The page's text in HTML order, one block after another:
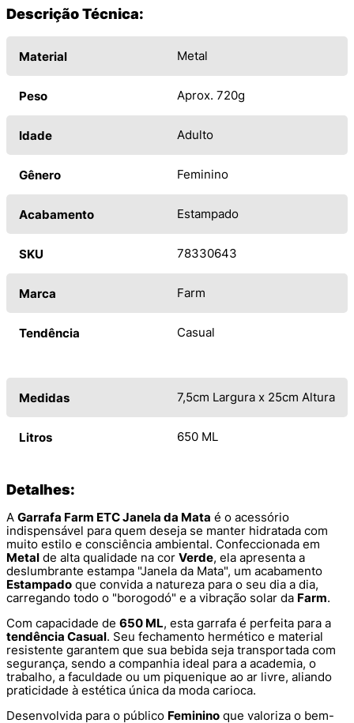
Descrição Técnica:
Material Metal
Peso Aprox. 720g
Idade Adulto
Gênero Feminino
Acabamento Estampado
SKU 78330643
Marca Farm
Tendência Casual
Medidas 7,5cm Largura x 25cm Altura
Litros 650 ML
Detalhes:
A Garrafa Farm ETC Janela da Mata é o acessório
indispensável para quem deseja se manter hidratada com
muito estilo e consciência ambiental. Confeccionada em
Metal de alta qualidade na cor Verde, ela apresenta a
deslumbrante estampa "Janela da Mata", um acabamento
Estampado que convida a natureza para o seu dia a dia,
carregando todo o "borogodó" e a vibração solar da Farm.
Com capacidade de 650 ML, esta garrafa é perfeita para a
tendência Casual. Seu fechamento hermético e material
resistente garantem que sua bebida seja transportada com
segurança, sendo a companhia ideal para a academia, o
trabalho, a faculdade ou um piquenique ao ar livre, aliando
praticidade à estética única da moda carioca.
Desenvolvida para o público Feminino que valoriza o bem-